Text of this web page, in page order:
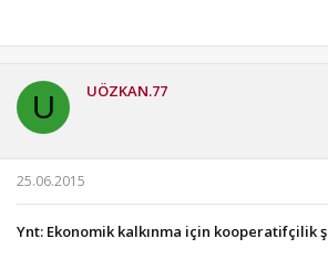
U UÖZKAN.77
25.06.2015
Ynt: Ekonomik kalkınma için kooperatifçilik